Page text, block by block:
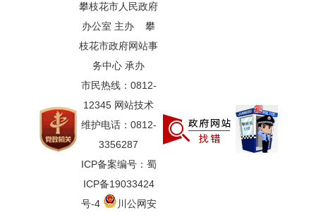
攀枝花市人民政府
办公室 主办 攀
枝花市政府网站事
务中心 承办
市民热线：0812-
12345 网站技术
维护电话：0812-
3356287
ICP备案编号：蜀
ICP备19033424
号-4
川公网安